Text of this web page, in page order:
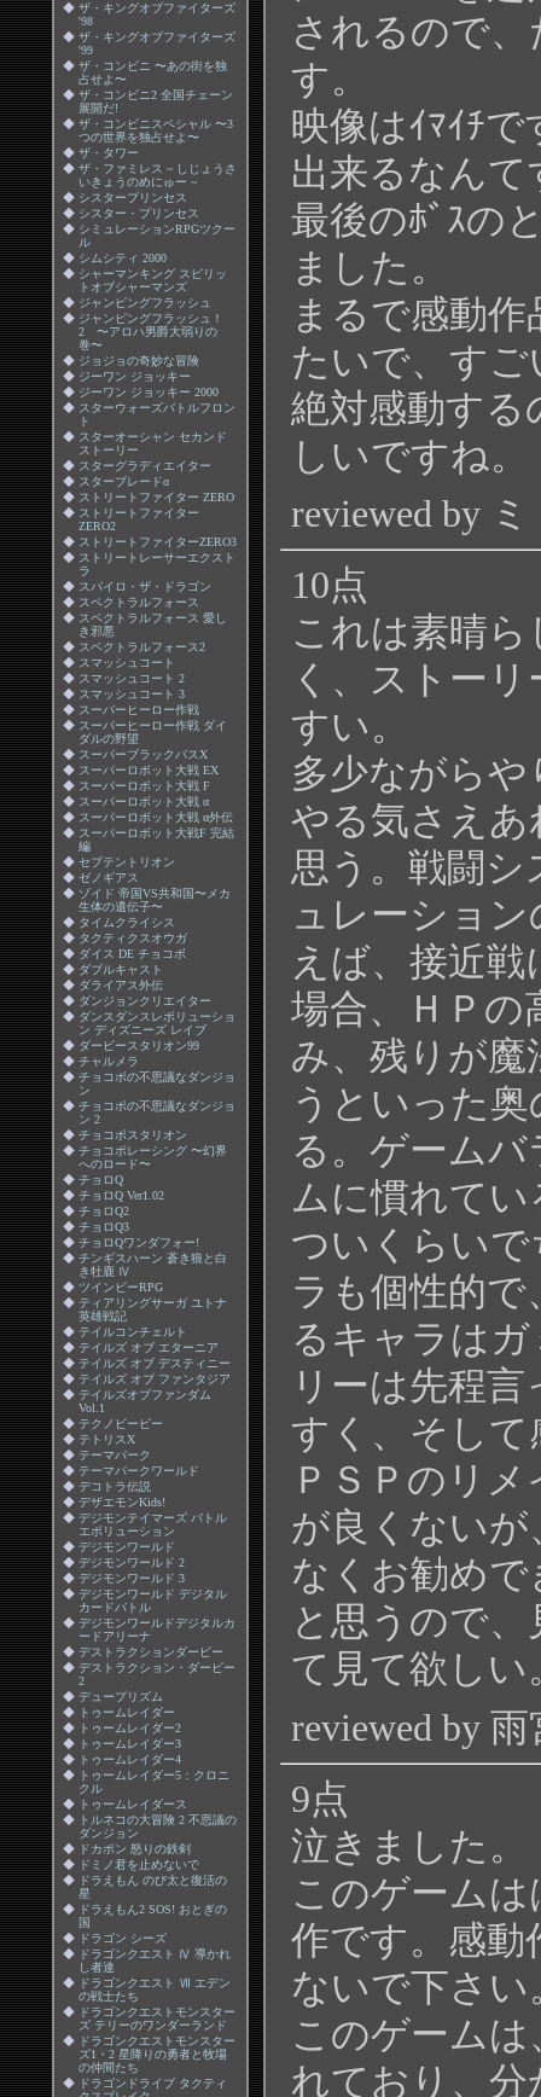
◆ ザ・キングオブファイターズ
'98
◆ ザ・キングオブファイターズ
'99
◆ ザ・コンビニ 〜あの街を独
占せよ〜
◆ ザ・コンビニ2 全国チェーン
展開だ!
◆ ザ・コンビニスペシャル 〜3
つの世界を独占せよ〜
◆ ザ・タワー
◆ ザ・ファミレス ~ しじょうさ
いきょうのめにゅー ~
◆ シスタープリンセス
◆ シスター・プリンセス
◆ シミュレーションRPGツクー
ル
◆ シムシティ 2000
◆ シャーマンキング スピリッ
トオブシャーマンズ
◆ ジャンピングフラッシュ
◆ ジャンピングフラッシュ！
2 〜アロハ男爵大弱りの
巻〜
◆ ジョジョの奇妙な冒険
◆ ジーワン ジョッキー
◆ ジーワン ジョッキー 2000
◆ スターウォーズバトルフロン
ト
◆ スターオーシャン セカンド
ストーリー
◆ スターグラディエイター
◆ スターブレードα
◆ ストリートファイター ZERO
◆ ストリートファイター
ZERO2
◆ ストリートファイターZERO3
◆ ストリートレーサーエクスト
ラ
◆ スパイロ・ザ・ドラゴン
◆ スペクトラルフォース
◆ スペクトラルフォース 愛し
き邪悪
◆ スペクトラルフォース2
◆ スマッシュコート
◆ スマッシュコート 2
◆ スマッシュコート 3
◆ スーパーヒーロー作戦
◆ スーパーヒーロー作戦 ダイ
ダルの野望
◆ スーパーブラックバスX
◆ スーパーロボット大戦 EX
◆ スーパーロボット大戦 F
◆ スーパーロボット大戦 α
◆ スーパーロボット大戦 α外伝
◆ スーパーロボット大戦F 完結
編
◆ セプテントリオン
◆ ゼノギアス
◆ ゾイド 帝国VS共和国〜メカ
生体の遺伝子〜
◆ タイムクライシス
◆ タクティクスオウガ
◆ ダイス DE チョコボ
◆ ダブルキャスト
◆ ダライアス外伝
◆ ダンジョンクリエイター
◆ ダンスダンスレボリューショ
ン ディズニーズ レイブ
◆ ダービースタリオン99
◆ チャルメラ
◆ チョコボの不思議なダンジョ
ン
◆ チョコボの不思議なダンジョ
ン 2
◆ チョコボスタリオン
◆ チョコボレーシング 〜幻界
へのロード〜
◆ チョロQ
◆ チョロQ Ver1.02
◆ チョロQ2
◆ チョロQ3
◆ チョロQワンダフォー!
◆ チンギスハーン 蒼き狼と白
き牡鹿 Ⅳ
◆ ツインビーRPG
◆ ティアリングサーガ ユトナ
英雄戦記
◆ テイルコンチェルト
◆ テイルズ オブ エターニア
◆ テイルズ オブ デスティニー
◆ テイルズ オブ ファンタジア
◆ テイルズオブファンダム
Vol.1
◆ テクノビービー
◆ テトリスX
◆ テーマパーク
◆ テーマパークワールド
◆ デコトラ伝説
◆ デザエモンKids!
◆ デジモンテイマーズ バトル
エボリューション
◆ デジモンワールド
◆ デジモンワールド 2
◆ デジモンワールド 3
◆ デジモンワールド デジタル
カードバトル
◆ デジモンワールドデジタルカ
ードアリーナ
◆ デストラクションダービー
◆ デストラクション・ダービー
2
◆ デュープリズム
◆ トゥームレイダー
◆ トゥームレイダー2
◆ トゥームレイダー3
◆ トゥームレイダー4
◆ トゥームレイダー5：クロニ
クル
◆ トゥームレイダース
◆ トルネコの大冒険 2 不思議の
ダンジョン
◆ ドカポン 怒りの鉄剣
◆ ドミノ君を止めないで
◆ ドラえもん のび太と復活の
星
◆ ドラえもん2 SOS! おとぎの
国
◆ ドラゴン シーズ
◆ ドラゴンクエスト Ⅳ 導かれ
し者達
◆ ドラゴンクエスト Ⅶ エデン
の戦士たち
◆ ドラゴンクエストモンスター
ズ テリーのワンダーランド
◆ ドラゴンクエストモンスター
ズ1・2 星降りの勇者と牧場
の仲間たち
◆ ドラゴンドライブ タクティ
されるので
す。
映像はｲﾏｲﾁ
出来るなん
最後のﾎﾞｽの
ました。
まるで感動
たいで、すご
絶対感動する
しいですね。
reviewed by
10点
これは素晴
く、ストー
すい。
多少ながら
やる気さえ
思う。戦闘
ュレーショ
えば、接近
場合、ＨＰの
み、残りが魔
うといった
る。ゲーム
ムに慣れて
ついくらい
ラも個性的
るキャラは
リーは先程
すく、そして
ＰＳＰのリ
が良くない
なくお勧め
と思うので
て見て欲しい
reviewed by 雨
9点
泣きました。
このゲーム
作です。感動
ないで下さい
このゲーム
れており、